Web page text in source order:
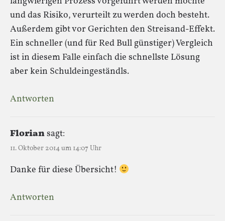
und das Risiko, verurteilt zu werden doch besteht.
Außerdem gibt vor Gerichten den Streisand-Effekt.
Ein schneller (und für Red Bull günstiger) Vergleich
ist in diesem Falle einfach die schnellste Lösung
aber kein Schuldeingeständls.
Antworten
Floriansagt:
11. Oktober 2014 um 14:07 Uhr
Danke für diese Übersicht!
Antworten